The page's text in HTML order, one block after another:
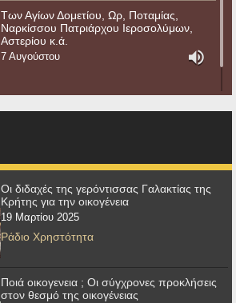
Των Αγίων Δομετίου, Ωρ, Ποταμίας,
Ναρκίσσου Πατριάρχου Ιεροσολύμων,
Αστερίου κ.ά.
7 Αυγούστου
Οι διδαχές της γερόντισσας Γαλακτίας της
Κρήτης για την οικογένεια
19 Μαρτίου 2025
Ράδιο Χρηστότητα
Ποιά οικογενεια ; Οι σύγχρονες προκλήσεις
στον θεσμό της οικογένειας